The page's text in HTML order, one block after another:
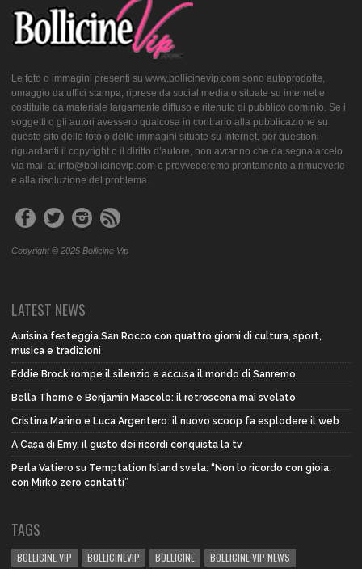
Le foto o immagini presenti su www.bollicinevip.com sono autoprodotte,
omaggio da uffici stampa, riprese da social media o situate su internet e
costituite da materiale largamente diffuso e ritenuto di pubblico dominio. Se i
soggetti o gli autori avessero qualcosa in contrario alla pubblicazione su
questo sito delle foto o delle immagini situate su Internet, per questioni
riguardanti il copyright o il diritto d’autore, non avranno che da segnalarcelo
via mail a: info@bollicinevip.com e provvederemo prontamente a rimuoverle
e alla risoluzione del problema.
Copyright © 2025 Bollicine Vip
LATEST NEWS
Aurisina festeggia San Rocco con quattro giorni di cultura, sport,
musica e tradizioni
Eddie Brock rompe il silenzio e accusa il mondo di Sanremo
Bella Thorne e Benjamin Mascolo: il retroscena mai svelato
Cristina Marino e Luca Argentero: il nuovo scoop fa esplodere il web
A Casa di Emy, il gusto dei ricordi conquista la tv
Perla Vatiero su Temptation Island svela: “Non lo ricordo con gioia,
con Mirko zero contatti”
TAGS
BOLLICINE VIP BOLLICINEVIP BOLLICINE BOLLICINE VIP NEWS